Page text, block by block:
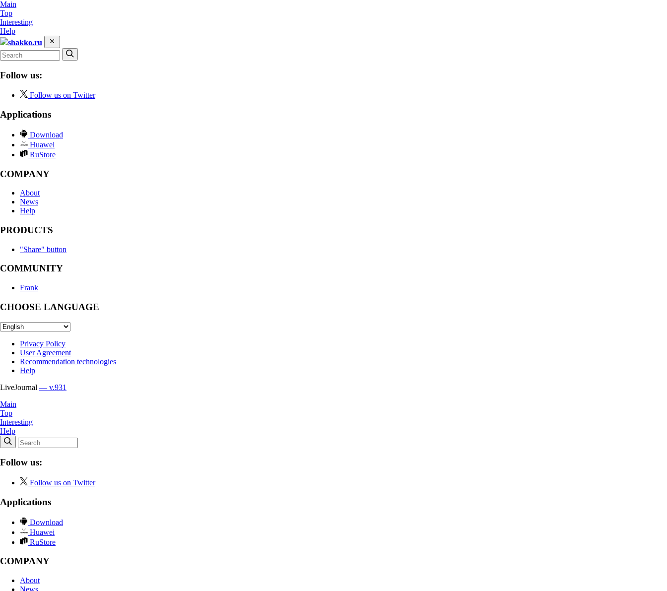
Main
Top
Interesting
Help
shakko.ru
Follow us:
Follow us on Twitter
Applications
Download
Huawei
RuStore
COMPANY
About
News
Help
PRODUCTS
"Share" button
COMMUNITY
Frank
CHOOSE LANGUAGE
Privacy Policy
User Agreement
Recommendation technologies
Help
LiveJournal — v.931
Main
Top
Interesting
Help
Follow us:
Follow us on Twitter
Applications
Download
Huawei
RuStore
COMPANY
About
News